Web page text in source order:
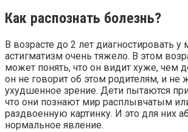
Как распознать болезнь?
В возрасте до 2 лет диагностировать
астигматизм очень тяжело. В этом
может понять, что он видит хуже, чем
он не говорит об этом родителям, и не
ухудшенное зрение. Дети пытаются
что они познают мир расплывчатым
раздвоенную картинку. И это для них
нормальное явление.